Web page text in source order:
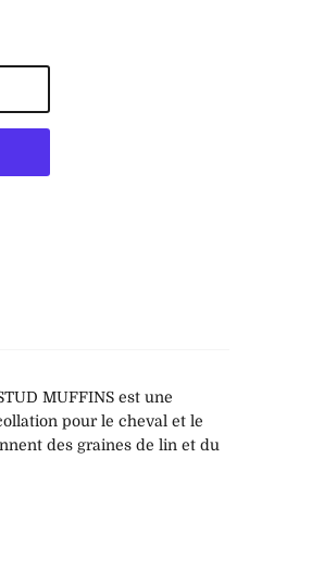
MUFFINS est une
pour le cheval et le
des graines de lin et du